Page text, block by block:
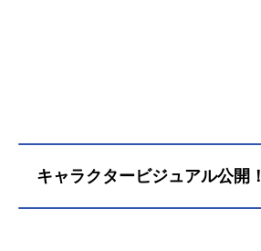
キャラクタービジュアル公開！